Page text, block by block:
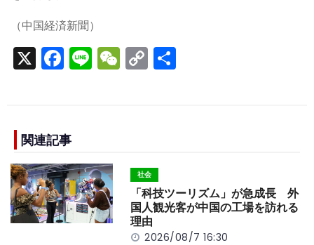
（中国経済新聞）
X F
a
e
b
o
o
k
Li
n
W
e
C
o
n
k
関連記事
社会
「科技ツーリズム」が急成長 外
国人観光客が中国の工場を訪れる
理由
2026/08/7 16:30